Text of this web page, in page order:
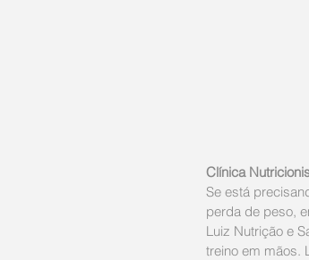
Clínica
Se está
perda de peso,
Luiz Nutrição e
treino em mãos.